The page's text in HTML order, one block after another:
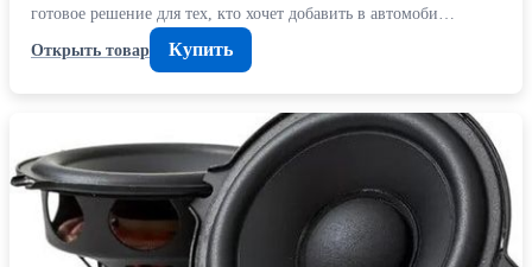
готовое решение для тех, кто хочет добавить в автомоби…
Открыть товар
Купить